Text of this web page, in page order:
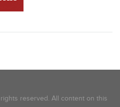
reserved. All content on this